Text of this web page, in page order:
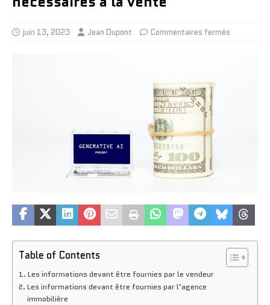
juin 13, 2023 Jean Dupont Commentaires fermés
Table of Contents
Les informations devant être fournies par le vendeur
Les informations devant être fournies par l’agence
immobilière